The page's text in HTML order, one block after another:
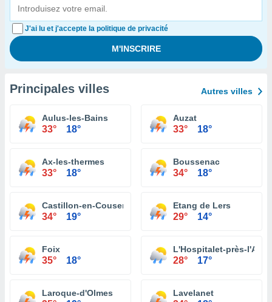
J'ai lu et j'accepte la politique de privacité
Principales villes Autres villes
Aulus-les-Bains
33° 18°
Auzat
33° 18°
Ax-les-thermes
33° 18°
Boussenac
34° 18°
Castillon-en-Couserans
34° 19°
Etang de Lers
29° 14°
Foix
35° 18°
L'Hospitalet-près-
28° 17°
Laroque-d'Olmes Lavelanet